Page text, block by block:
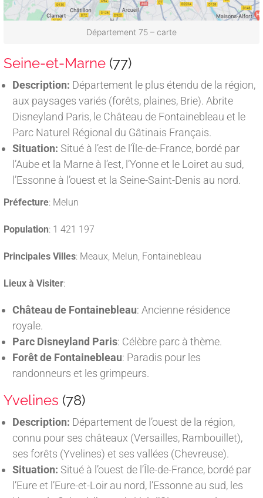
Département 75 – carte
Seine-et-Marne (77)
Description: Département le plus étendu de la région,
aux paysages variés (forêts, plaines, Brie). Abrite
Disneyland Paris, le Château de Fontainebleau et le
Parc Naturel Régional du Gâtinais Français.
Situation: Situé à l’est de l’Île-de-France, bordé par
l’Aube et la Marne à l’est, l’Yonne et le Loiret au sud,
l’Essonne à l’ouest et la Seine-Saint-Denis au nord.
Préfecture: Melun
Population: 1 421 197
Principales Villes: Meaux, Melun, Fontainebleau
Lieux à Visiter:
Château de Fontainebleau: Ancienne résidence
royale.
Parc Disneyland Paris: Célèbre parc à thème.
Forêt de Fontainebleau: Paradis pour les
randonneurs et les grimpeurs.
Yvelines (78)
Description: Département de l’ouest de la région,
connu pour ses châteaux (Versailles, Rambouillet),
ses forêts (Yvelines) et ses vallées (Chevreuse).
Situation: Situé à l’ouest de l’Île-de-France, bordé par
l’Eure et l’Eure-et-Loir au nord, l’Essonne au sud, les